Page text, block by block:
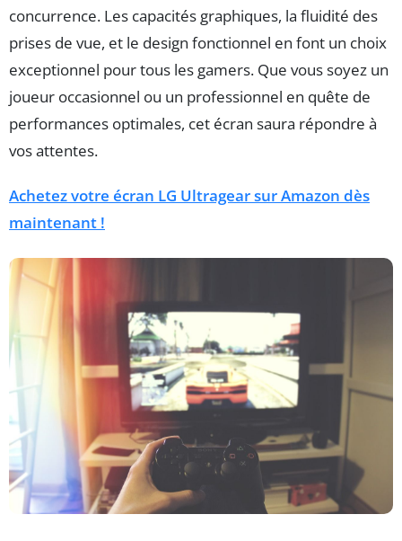
concurrence. Les capacités graphiques, la fluidité des
prises de vue, et le design fonctionnel en font un choix
exceptionnel pour tous les gamers. Que vous soyez un
joueur occasionnel ou un professionnel en quête de
performances optimales, cet écran saura répondre à
vos attentes.
Achetez votre écran LG Ultragear sur Amazon dès
maintenant !